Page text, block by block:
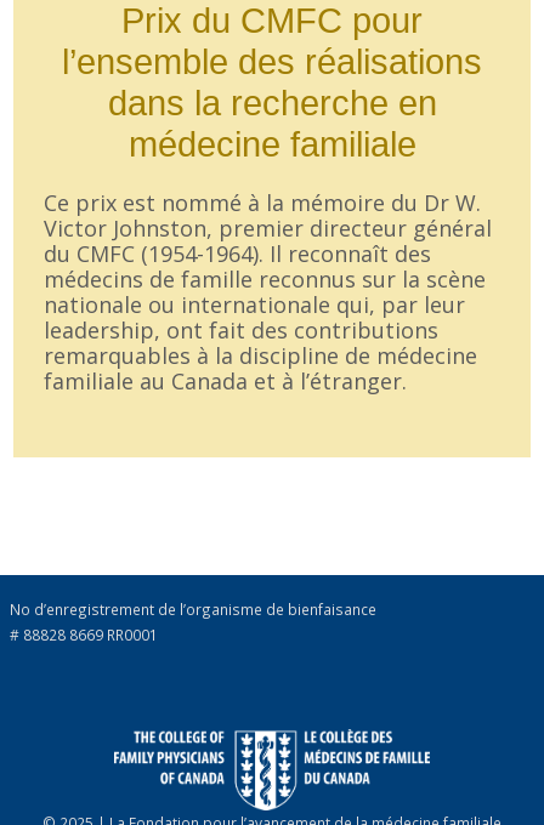
Prix du CMFC pour
l’ensemble des réalisations
dans la recherche en
médecine familiale
Ce prix est nommé à la mémoire du Dr W.
Victor Johnston, premier directeur général
du CMFC (1954-1964). Il reconnaît des
médecins de famille reconnus sur la scène
nationale ou internationale qui, par leur
leadership, ont fait des contributions
remarquables à la discipline de médecine
familiale au Canada et à l’étranger.
No d’enregistrement de l’organisme de bienfaisance
# 88828 8669 RR0001